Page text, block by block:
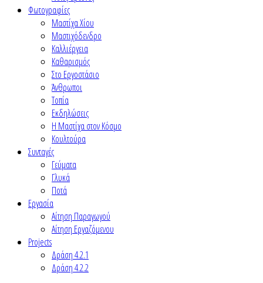
Φωτογραφίες
Μαστίχα Χίου
Μαστιχόδενδρο
Καλλιέργεια
Καθαρισμός
Στο Εργοστάσιο
Άνθρωποι
Τοπία
Εκδηλώσεις
Η Μαστίχα στον Κόσμο
Κουλτούρα
Συνταγές
Γεύματα
Γλυκά
Ποτά
Εργασία
Αίτηση Παραγωγού
Αίτηση Εργαζόμενου
Projects
Δράση 4.2.1
Δράση 4.2.2